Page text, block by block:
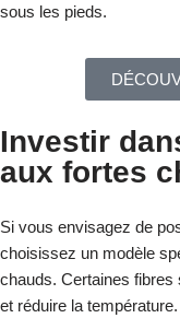
sous les pieds.
Investir
aux fortes
Si vous envisagez de
choisissez un modèle
chauds. Certaines fibres
et réduire la température.